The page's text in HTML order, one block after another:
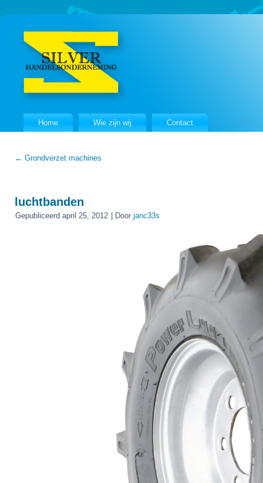
Home Wie zijn wij Contact
← Grondverzet machines
luchtbanden
Gepubliceerd april 25, 2012 Door janc33s